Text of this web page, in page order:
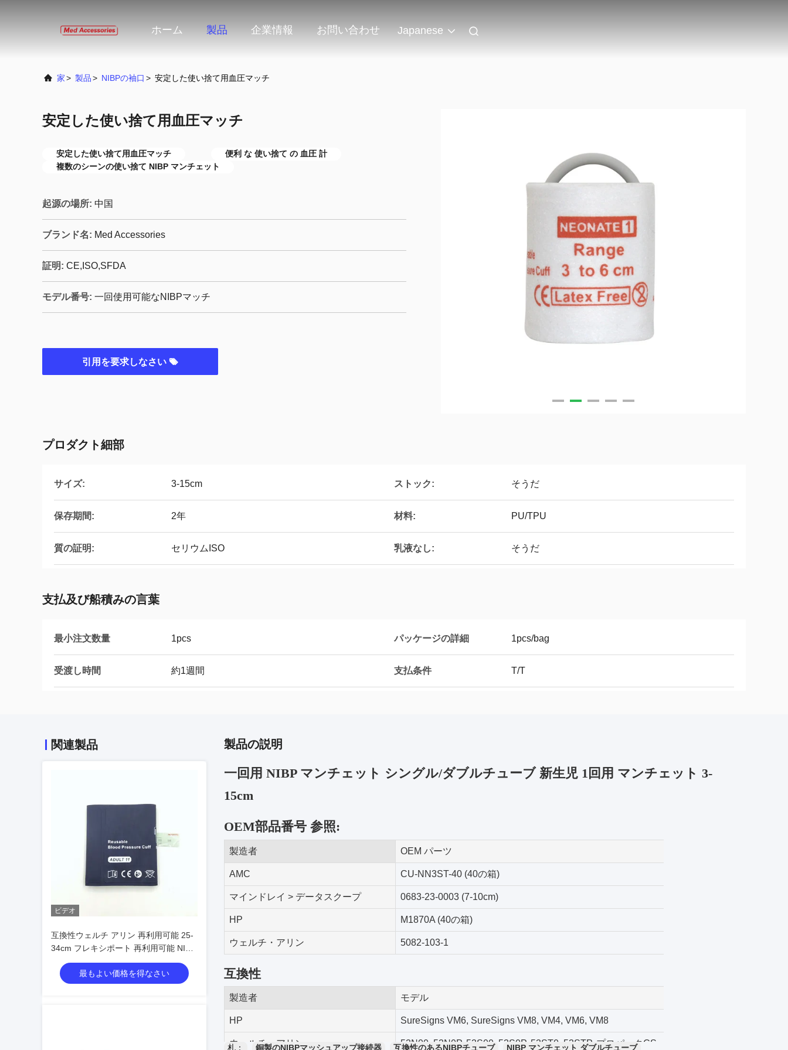
ホーム 製品 企業情報 お問い合わせ Japanese
家> 製品> NIBPの袖口 > 安定した使い捨て用血圧マッチ
安定した使い捨て用血圧マッチ
安定した使い捨て用血圧マッチ
便利 な 使い捨て の 血圧 計
複数のシーンの使い捨て NIBP マンチェット
起源の場所: 中国
ブランド名: Med Accessories
証明: CE,ISO,SFDA
モデル番号: 一回使用可能なNIBPマッチ
引用を要求しなさい
プロダクト細部
サイズ: 3-15cm ストック: そうだ
保存期間: 2年 材料: PU/TPU
質の証明: セリウムISO 乳液なし: そうだ
支払及び船積みの言葉
最小注文数量 1pcs パッケージの詳細 1pcs/bag
受渡し時間 約1週間 支払条件 T/T
関連製品
ビデオ
互換性ウェルチ アリン 再利用可能 25-
34cm フレキシポート 再利用可能 NIBP
マンチェット 11 大人サイズ
最もよい価格を得なさい
製品の説明
一回用 NIBP マンチェット シングル/ダブルチューブ 新生児 1回用 マンチェット 3-
15cm
OEM部品番号 参照:
製造者 OEM パーツ
AMC CU-NN3ST-40 (40の箱)
マインドレイ > データスクープ 0683-23-0003 (7-10cm)
HP M1870A (40の箱)
ウェルチ・アリン 5082-103-1
互換性
製造者 モデル
HP SureSigns VM6, SureSigns VM8, VM4, VM6, VM8
ウェルチ・アリン 53N00, 53N0P, 53S00, 53S0P, 53ST0, 53STP, プロパックCS
札： 銅製のNIBPマッシュアップ接続器 互換性のあるNIBPチューブ NIBP マンチェット ダブルチューブ